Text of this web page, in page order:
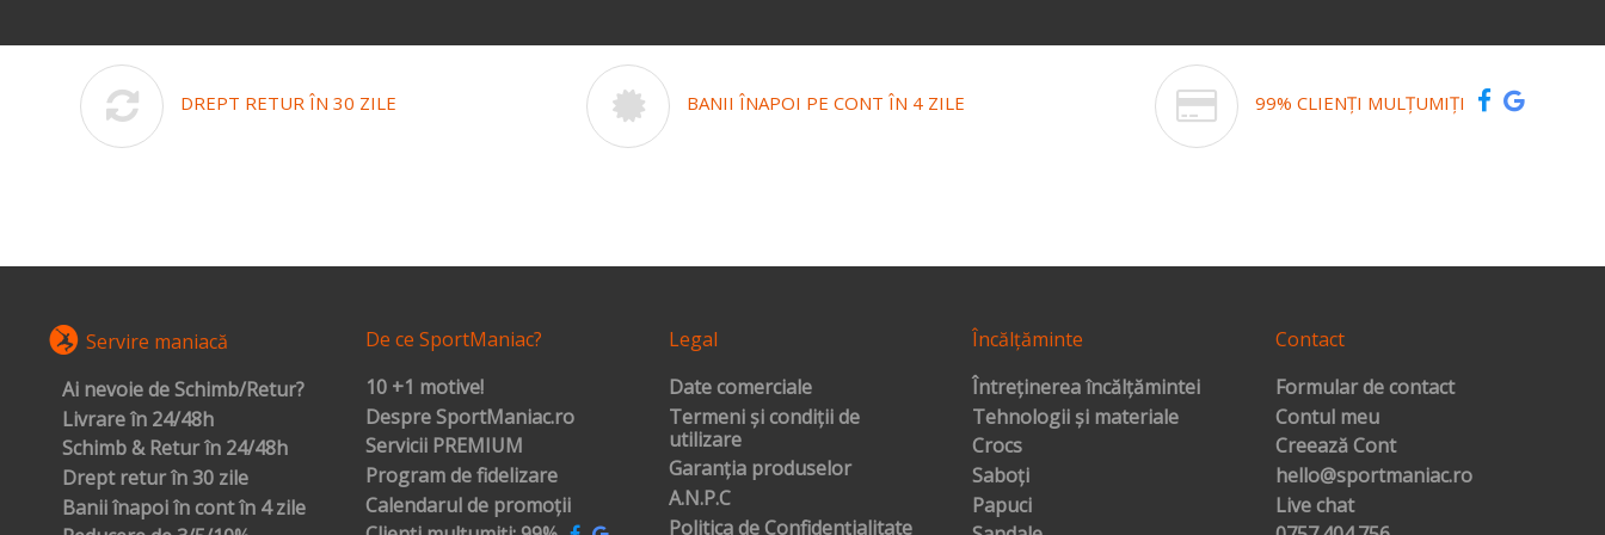
DREPT RETUR ÎN 30 ZILE BANII ÎNAPOI PE CONT ÎN 4 ZILE 99% CLIENȚI MULȚUMIȚI
Servire maniacă
Ai nevoie de Schimb/Retur?
Livrare în 24/48h
Schimb & Retur în 24/48h
Drept retur în 30 zile
Banii înapoi în cont în 4 zile
De ce SportManiac?
10 +1 motive!
Despre SportManiac.ro
Servicii PREMIUM
Program de fidelizare
Calendarul de promoții
Legal
Date comerciale
Termeni și condiții de
utilizare
Garanția produselor
A.N.P.C
Politica de Confidențialitate
Încălțăminte
Întreținerea încălțămintei
Tehnologii și materiale
Crocs
Saboți
Papuci
Contact
Formular de contact
Contul meu
Creează Cont
hello@sportmaniac.ro
Live chat